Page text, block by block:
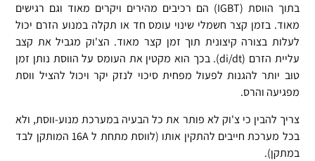
בתוך הווסת (IGBT) הם רכיבים מהירים ויקרים מאוד וגם רגישים
מאוד. בזמן קצר חשמלי שינוי עומס חד או תקלה במנוע הזרם יכול
לעלות בצורה קיצונית תוך זמן קצר מאוד. הצ'וק מגביל את קצב
עליית הזרם (di/dt). בכך הוא מקטין את העומס על הווסת נותן זמן
טוב יותר להגנות לפעול מפחית סיכוי לנזק יקר ויכול להציל ווסת
מפגיעה והרס.
צריך להבין כי צ'וק לא פותר את כל הבעיה במערכת מנוע-ווסת, ולא
בכל מערכת חייבים להתקין אותו (לווסת מתחת ל 16A המותקן לבד
במתקן).
אני מאשר